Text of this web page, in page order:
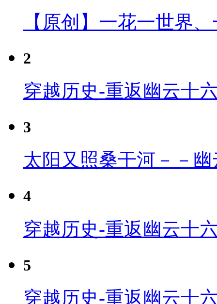
【原创】一花一世界
2
穿越历史-重返幽云十
3
太阳又照桑干河－－
4
穿越历史-重返幽云十
5
穿越历史-重返幽云十